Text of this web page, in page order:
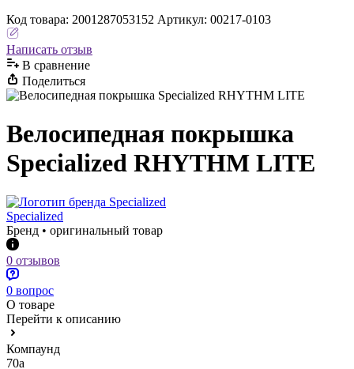
Код товара: 2001287053152 Артикул: 00217-0103
Написать отзыв
В сравнениe
Поделиться
Велосипедная покрышка
Specialized RHYTHM LITE
Specialized
Бренд • оригинальный товар
0 отзывов
0 вопрос
О товаре
Перейти к описанию
Компаунд
70a